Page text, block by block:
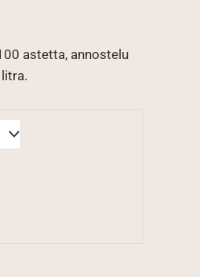
astetta, annostelu